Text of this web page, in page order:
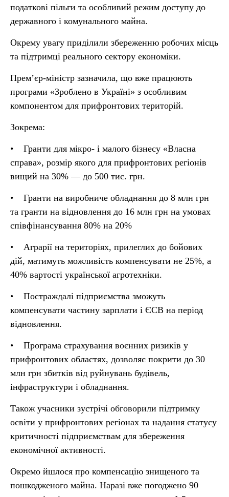
податкові пільги та особливий режим доступу до
державного і комунального майна.
Окрему увагу приділили збереженню робочих місць
та підтримці реального сектору економіки.
Прем’єр-міністр зазначила, що вже працюють
програми «Зроблено в Україні» з особливим
компонентом для прифронтових територій.
Зокрема:
• Гранти для мікро- і малого бізнесу «Власна
справа», розмір якого для прифронтових регіонів
вищий на 30% — до 500 тис. грн.
• Гранти на виробниче обладнання до 8 млн грн
та гранти на відновлення до 16 млн грн на умовах
співфінансування 80% на 20%
• Аграрії на територіях, прилеглих до бойових
дій, матимуть можливість компенсувати не 25%, а
40% вартості української агротехніки.
• Постраждалі підприємства зможуть
компенсувати частину зарплати і ЄСВ на період
відновлення.
• Програма страхування воєнних ризиків у
прифронтових областях, дозволяє покрити до 30
млн грн збитків від руйнувань будівель,
інфраструктури і обладнання.
Також учасники зустрічі обговорили підтримку
освіти у прифронтових регіонах та надання статусу
критичності підприємствам для збереження
економічної активності.
Окремо йшлося про компенсацію знищеного та
пошкодженого майна. Наразі вже погоджено 90